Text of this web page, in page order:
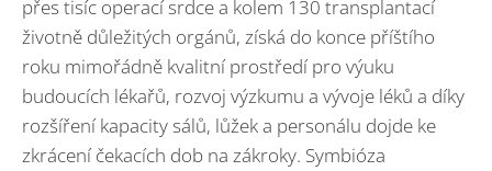
přes tisíc operací srdce a kolem 130 transplantací
životně důležitých orgánů, získá do konce příštího
roku mimořádně kvalitní prostředí pro výuku
budoucích lékařů, rozvoj výzkumu a vývoje léků a díky
rozšíření kapacity sálů, lůžek a personálu dojde ke
zkrácení čekacích dob na zákroky. Symbióza